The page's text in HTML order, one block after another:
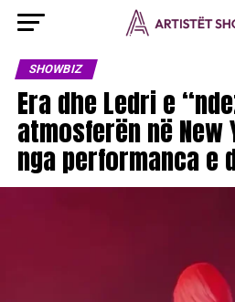
SHOWBIZ
Era dhe Ledri e
atmosferën në New
nga performanca e